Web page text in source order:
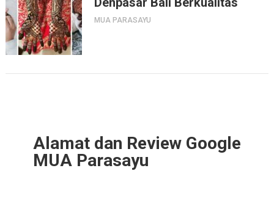
MUA PARASAYU
Alamat dan Review Google
MUA Parasayu